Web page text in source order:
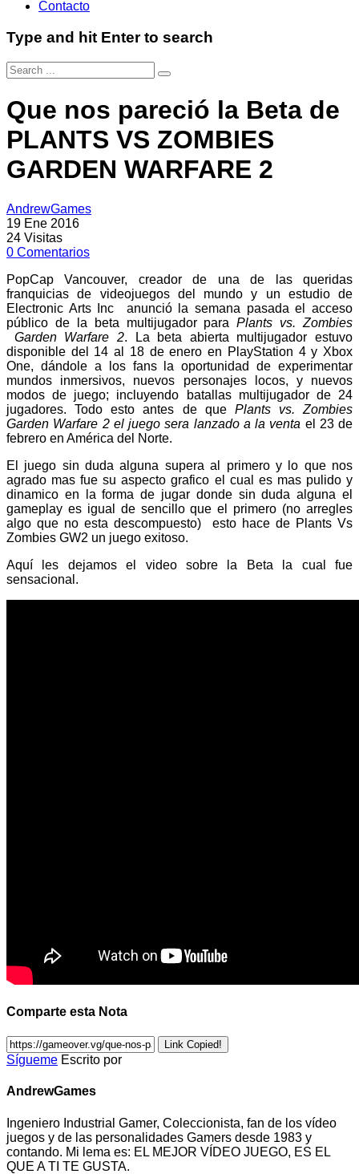
Contacto
Type and hit Enter to search
Que nos pareció la Beta de
PLANTS VS ZOMBIES
GARDEN WARFARE 2
AndrewGames
19 Ene 2016
24 Visitas
0 Comentarios
PopCap Vancouver, creador de una de las queridas
franquicias de videojuegos del mundo y un estudio de
Electronic Arts Inc anunció la semana pasada el acceso
público de la beta multijugador paraPlants vs. Zombies
Garden Warfare 2. La beta abierta multijugador estuvo
disponible del 14 al 18 de enero en PlayStation 4 y Xbox
One, dándole a los fans la oportunidad de experimentar
mundos inmersivos, nuevos personajes locos, y nuevos
modos de juego; incluyendo batallas multijugador de 24
jugadores. Todo esto antes de que Plants vs. Zombies
Garden Warfare 2 el juego sera lanzado a la venta el 23 de
febrero en América del Norte.
El juego sin duda alguna supera al primero y lo que nos
agrado mas fue su aspecto grafico el cual es mas pulido y
dinamico en la forma de jugar donde sin duda alguna el
gameplay es igual de sencillo que el primero (no arregles
algo que no esta descompuesto) esto hace de Plants Vs
Zombies GW2 un juego exitoso.
Aquí les dejamos el video sobre la Beta la cual fue
sensacional.
Comparte esta Nota
Link Copied!
Sígueme Escrito por
AndrewGames
Ingeniero Industrial Gamer, Coleccionista, fan de los vídeo
juegos y de las personalidades Gamers desde 1983 y
contando. Mi lema es: EL MEJOR VÍDEO JUEGO, ES EL
QUE A TI TE GUSTA.